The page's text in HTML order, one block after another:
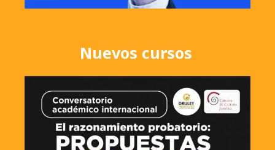
Nuevos cursos